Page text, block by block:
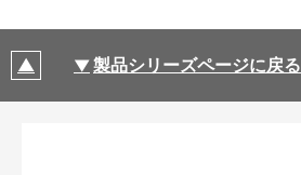
製品シリーズページに戻る